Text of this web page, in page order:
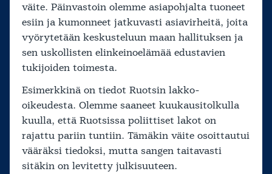
väite. Päinvastoin olemme asiapohjalta tuoneet
esiin ja kumonneet jatkuvasti asiavirheitä, joita
vyörytetään keskusteluun maan hallituksen ja
sen uskollisten elinkeinoelämää edustavien
tukijoiden toimesta.
Esimerkkinä on tiedot Ruotsin lakko-
oikeudesta. Olemme saaneet kuukausitolkulla
kuulla, että Ruotsissa poliittiset lakot on
rajattu pariin tuntiin. Tämäkin väite osoittautui
vääräksi tiedoksi, mutta sangen taitavasti
sitäkin on levitetty julkisuuteen.